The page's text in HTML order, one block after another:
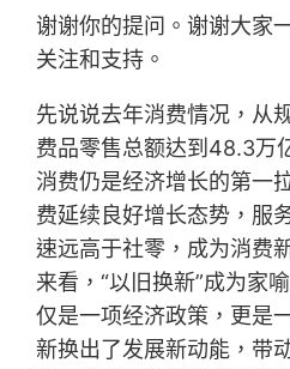
谢谢你的提问。谢谢大家
关注和支持。
先说说去年消费情况，从
费品零售总额达到48.3万
消费仍是经济增长的第一
费延续良好增长态势，服
速远高于社零，成为消费
来看，“以旧换新”成为家
仅是一项经济政策，更是
新换出了发展新动能，带